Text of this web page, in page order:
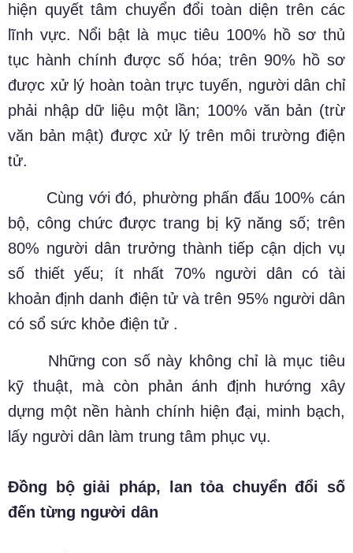
hiện quyết tâm chuyển đổi toàn diện trên các
lĩnh vực. Nổi bật là mục tiêu 100% hồ sơ thủ
tục hành chính được số hóa; trên 90% hồ sơ
được xử lý hoàn toàn trực tuyến, người dân chỉ
phải nhập dữ liệu một lần; 100% văn bản (trừ
văn bản mật) được xử lý trên môi trường điện
tử.
Cùng với đó, phường phấn đấu 100% cán
bộ, công chức được trang bị kỹ năng số; trên
80% người dân trưởng thành tiếp cận dịch vụ
số thiết yếu; ít nhất 70% người dân có tài
khoản định danh điện tử và trên 95% người dân
có sổ sức khỏe điện tử .
Những con số này không chỉ là mục tiêu
kỹ thuật, mà còn phản ánh định hướng xây
dựng một nền hành chính hiện đại, minh bạch,
lấy người dân làm trung tâm phục vụ.
Đồng bộ giải pháp, lan tỏa chuyển đổi số
đến từng người dân